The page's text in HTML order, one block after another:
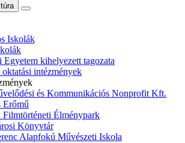
Iskolák
kihelyezett tagozata
intézmények
és Kommunikációs Nonprofit Kft.
Erőmű
Filmtörténeti Élménypark
Könyvtár
Alapfokú Művészeti Iskola